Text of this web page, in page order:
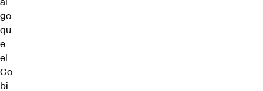
go
qu
e
el
Go
bi